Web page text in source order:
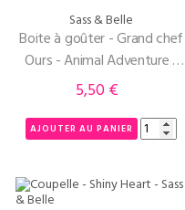
Sass & Belle
Boite à goûter - Grand chef
Ours - Animal Adventure -
Sass & Belle
Prix
5,50 €
AJOUTER AU PANIER